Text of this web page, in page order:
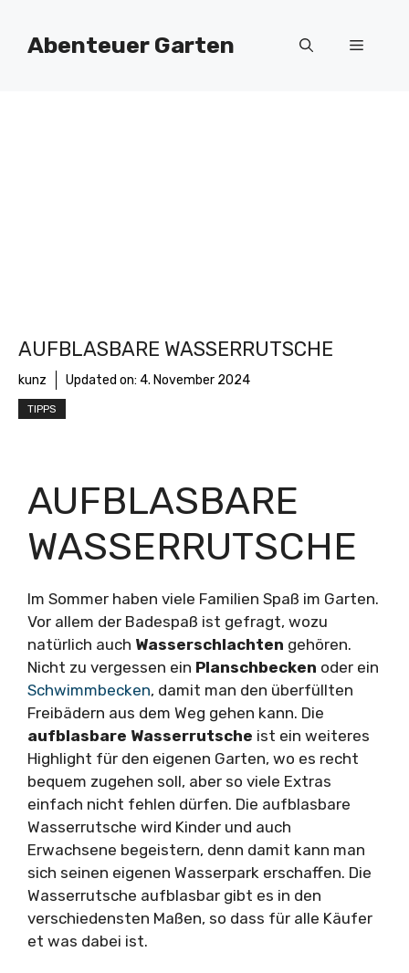
Inhalt
springen
Abenteuer Garten Menü
AUFBLASBARE WASSERRUTSCHE
kunz Updated on: 4. November 2024
TIPPS
AUFBLASBARE
WASSERRUTSCHE
Im Sommer haben viele Familien Spaß im Garten.
Vor allem der Badespaß ist gefragt, wozu
natürlich auch Wasserschlachten gehören.
Nicht zu vergessen ein Planschbecken oder ein
Schwimmbecken, damit man den überfüllten
Freibädern aus dem Weg gehen kann. Die
aufblasbare Wasserrutsche ist ein weiteres
Highlight für den eigenen Garten, wo es recht
bequem zugehen soll, aber so viele Extras
einfach nicht fehlen dürfen. Die aufblasbare
Wasserrutsche wird Kinder und auch
Erwachsene begeistern, denn damit kann man
sich seinen eigenen Wasserpark erschaffen. Die
Wasserrutsche aufblasbar gibt es in den
verschiedensten Maßen, so dass für alle Käufer
et was dabei ist.